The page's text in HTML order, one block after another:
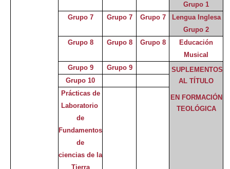
Grupo 1
Grupo 7
Grupo 7 Grupo 7
Lengua Inglesa
Grupo 2
Grupo 8
Grupo 8 Grupo 8
Educación
Musical
Grupo 9
Grupo 9
SUPLEMENTOS
AL TÍTULO
EN FORMACIÓN
TEOLÓGICA
Grupo 10
Prácticas de
Laboratorio
de
Fundamentos
de
ciencias de la
Tierra